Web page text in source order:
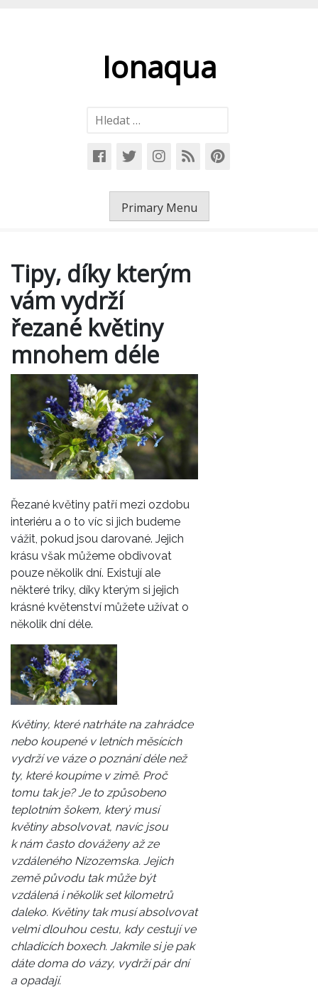
Ionaqua
Vyhledávání
Primary Menu
Tipy, díky kterým
vám vydrží
řezané květiny
mnohem déle
Řezané květiny patří mezi ozdobu
interiéru a o to víc si jich budeme
vážit, pokud jsou darované. Jejich
krásu však můžeme obdivovat
pouze několik dní. Existují ale
některé triky, díky kterým si jejich
krásné květenství můžete užívat o
několik dní déle.
Květiny, které natrháte na zahrádce
nebo koupené v letních měsících
vydrží ve váze o poznání déle než
ty, které koupíme v zimě. Proč
tomu tak je? Je to způsobeno
teplotním šokem, který musí
květiny absolvovat, navíc jsou
k nám často dováženy až ze
vzdáleného Nizozemska. Jejich
země původu tak může být
vzdálená i několik set kilometrů
daleko. Květiny tak musí absolvovat
velmi dlouhou cestu, kdy cestují ve
chladicích boxech. Jakmile si je pak
dáte doma do vázy, vydrží pár dní
a opadají.